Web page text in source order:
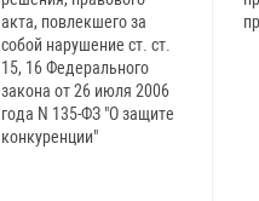
акта, повлекшего за
собой нарушение ст. ст.
15, 16 Федерального
закона от 26 июля 2006
года N 135-ФЗ "О защите
конкуренции"